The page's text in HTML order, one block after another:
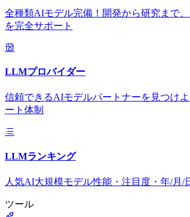
全種類AIモデル完備！開発から研究まで
を完全サポート
LLMプロバイダー
信頼できるAIモデルパートナーを見つけ
ート体制
LLMランキング
人気AI大規模モデル性能・注目度・年/月/
ツール